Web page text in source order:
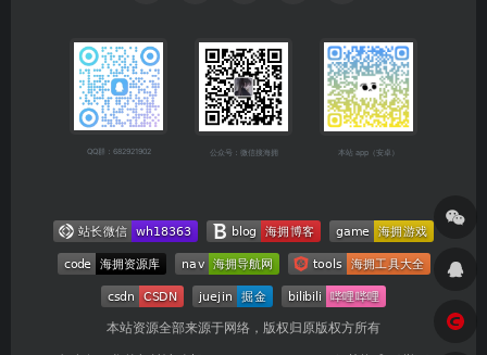
QQ群：682921902 公众号：微信搜海拥 本站 app（安卓）
本站资源全部来源于网络，版权归原版权方所有